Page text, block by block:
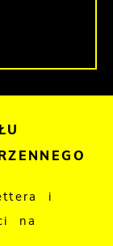
i
na